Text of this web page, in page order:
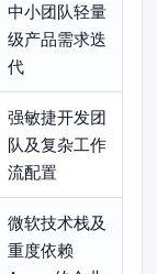
中小团队轻量
级产品需求迭
代
强敏捷开发团
队及复杂工作
流配置
微软技术栈及
重度依赖